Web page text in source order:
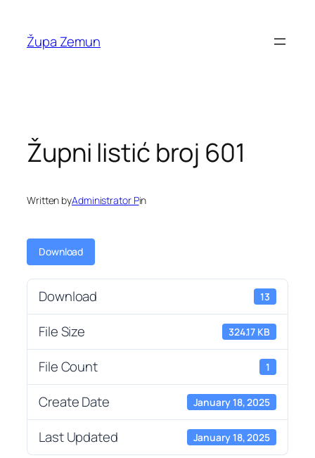
content
Župa Zemun
Župni listić broj 601
Written byAdministrator Pin
Download
Download 13
File Size 324.17 KB
File Count 1
Create Date January 18, 2025
Last Updated January 18, 2025